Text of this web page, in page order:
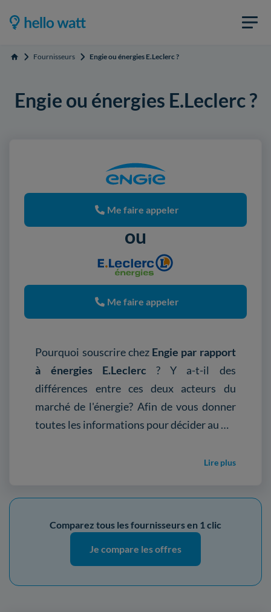
Accueil Fournisseurs Engie ou énergies E.Leclerc ?
Engie ou énergies E.Leclerc ?
Me faire appeler
ou
Me faire appeler
Pourquoi souscrire chez Engie par rapport
à énergies E.Leclerc ? Y a-t-il des
différences entre ces deux acteurs du
marché de l'énergie? Afin de vous donner
toutes les informations pour décider au …
Lire plus
Comparez tous les fournisseurs en 1 clic
Je compare les offres